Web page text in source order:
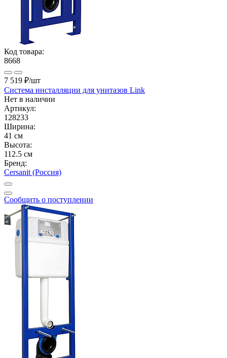
Код товара:
8668
7 519 ₽/шт
Система инсталляции для унитазов Link
Нет в наличии
Артикул:
128233
Ширина:
41 см
Высота:
112.5 см
Бренд:
Cersanit (Россия)
Сообщить о поступлении